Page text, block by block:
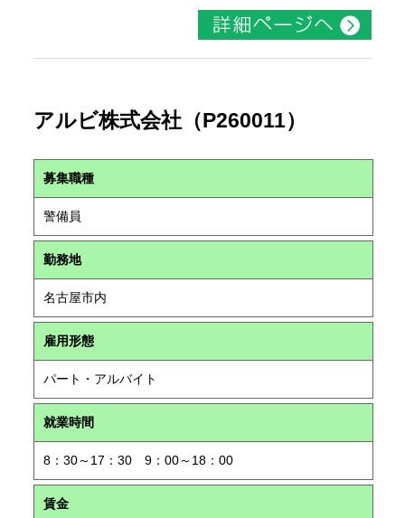
アルビ株式会社（P260011）
募集職種
警備員
勤務地
名古屋市内
雇用形態
パート・アルバイト
就業時間
8：30～17：30 9：00～18：00
賃金